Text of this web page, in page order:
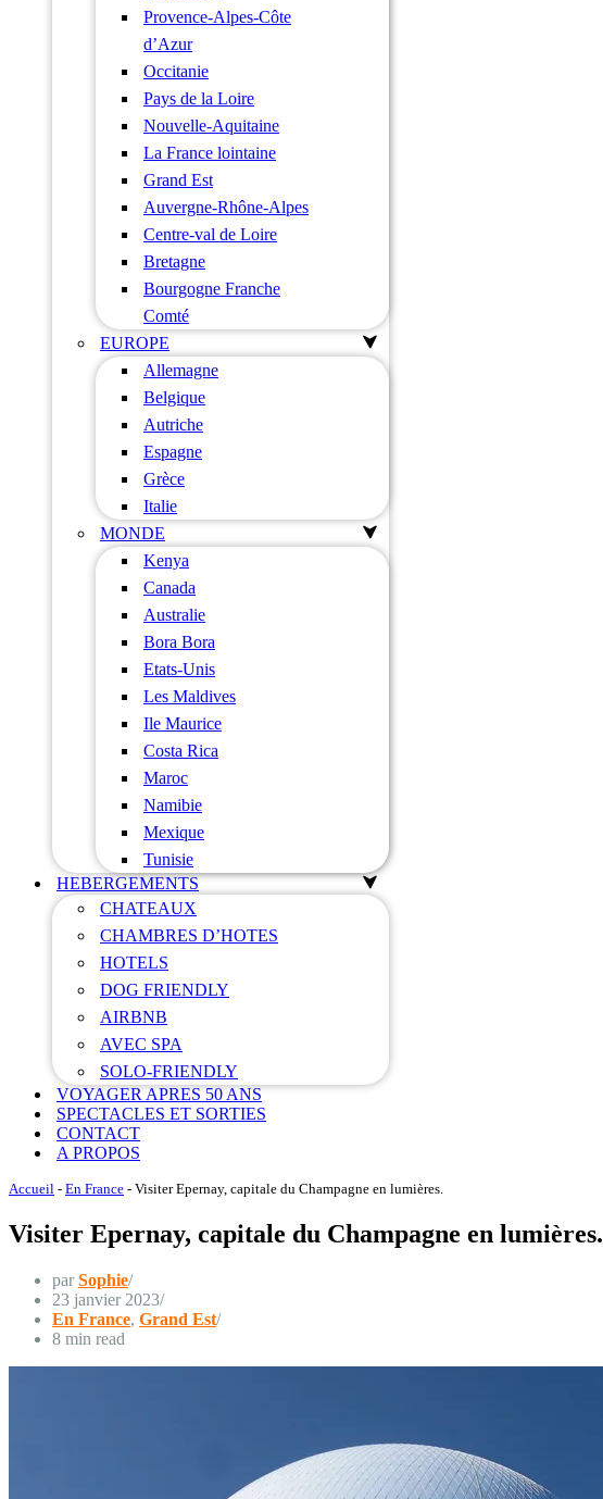
Provence-Alpes-Côte
d’Azur
Occitanie
Pays de la Loire
Nouvelle-Aquitaine
La France lointaine
Grand Est
Auvergne-Rhône-Alpes
Centre-val de Loire
Bretagne
Bourgogne Franche
Comté
EUROPE
Allemagne
Belgique
Autriche
Espagne
Grèce
Italie
MONDE
Kenya
Canada
Australie
Bora Bora
Etats-Unis
Les Maldives
Ile Maurice
Costa Rica
Maroc
Namibie
Mexique
Tunisie
HEBERGEMENTS
CHATEAUX
CHAMBRES D’HOTES
HOTELS
DOG FRIENDLY
AIRBNB
AVEC SPA
SOLO-FRIENDLY
VOYAGER APRES 50 ANS
SPECTACLES ET SORTIES
CONTACT
A PROPOS
Accueil - En France - Visiter Epernay, capitale du Champagne en lumières.
Visiter Epernay, capitale du Champagne en lumières.
parSophie
23 janvier 2023
En France, Grand Est
8 min read